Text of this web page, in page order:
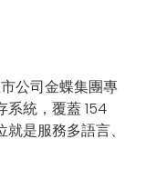
公司金蝶集團專
系統，覆蓋 154
是服務多語言、